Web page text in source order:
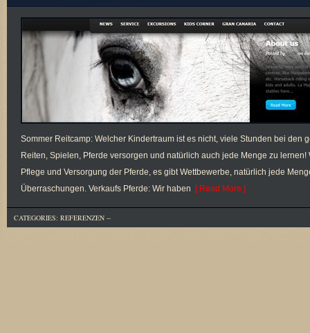
Sommer Reitcamp: Welcher Kindertraum ist es nicht, viele Stunden bei den
Reiten, Spielen, Pferde versorgen und natürlich auch jede Menge zu
Pflege und Versorgung der Pferde, es gibt Wettbewerbe, natürlich jede
Überraschungen. Verkaufs Pferde: Wir haben [ Read More ]
CATEGORIES: REFERENZEN --